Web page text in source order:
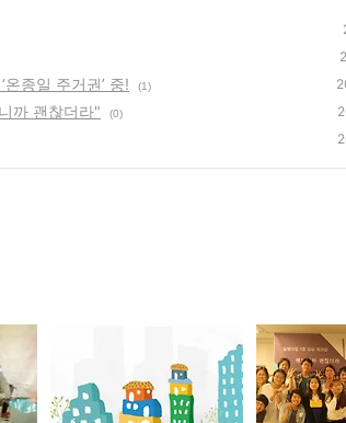
종일 주거권’ 중! (1)
까 괜찮더라" (0)